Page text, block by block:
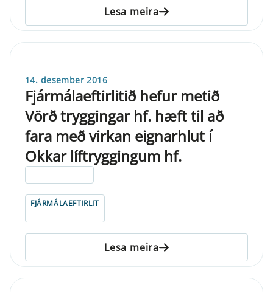
Lesa meira
14. desember 2016
Fjármálaeftirlitið hefur metið
Vörð tryggingar hf. hæft til að
fara með virkan eignarhlut í
Okkar líftryggingum hf.
FJÁRMÁLAEFTIRLIT
Lesa meira